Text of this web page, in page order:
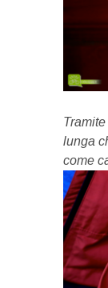
lunga
come